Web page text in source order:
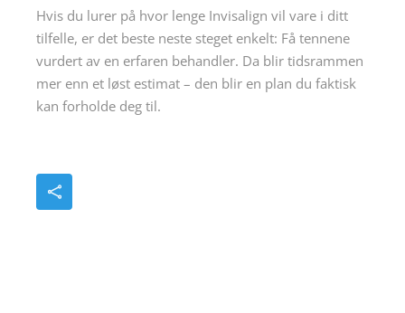
Hvis du lurer på hvor lenge Invisalign vil vare i ditt
tilfelle, er det beste neste steget enkelt: Få tennene
vurdert av en erfaren behandler. Da blir tidsrammen
mer enn et løst estimat – den blir en plan du faktisk
kan forholde deg til.